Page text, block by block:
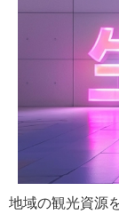
地域の観光資源